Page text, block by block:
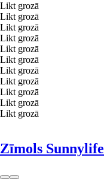
Likt grozā
Likt grozā
Likt grozā
Likt grozā
Likt grozā
Likt grozā
Likt grozā
Likt grozā
Likt grozā
Likt grozā
Likt grozā
Zīmols Sunnylife